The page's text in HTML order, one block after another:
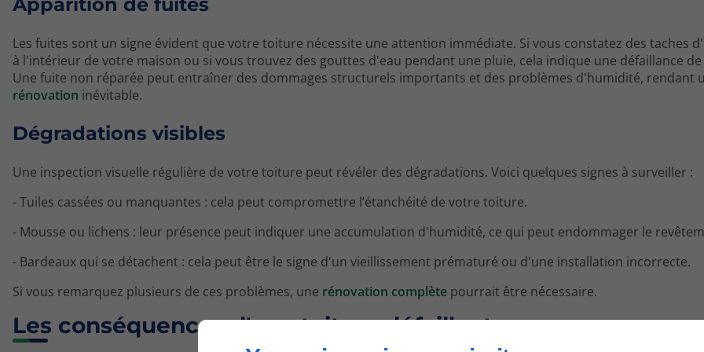
Les fuites sont un signe évident que votre toiture nécessite une attention immédiate. Si vous constatez des taches
à l'intérieur de votre maison ou si vous trouvez des gouttes d'eau pendant une pluie, cela indique une défaillance
Une fuite non réparée peut entraîner des dommages structurels importants et des problèmes d'humidité, rendant
rénovation inévitable.
Dégradations visibles
Une inspection visuelle régulière de votre toiture peut révéler des dégradations. Voici quelques signes à surveiller :
- Tuiles cassées ou manquantes : cela peut compromettre l’étanchéité de votre toiture.
- Mousse ou lichens : leur présence peut indiquer une accumulation d'humidité, ce qui peut endommager le
- Bardeaux qui se détachent : cela peut être le signe d'un vieillissement prématuré ou d'une installation incorrecte.
Si vous remarquez plusieurs de ces problèmes, une rénovation complète pourrait être nécessaire.
Les conséquences d'une toiture défaillante